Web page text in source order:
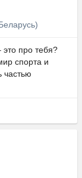
про тебя?
спорта и
частью